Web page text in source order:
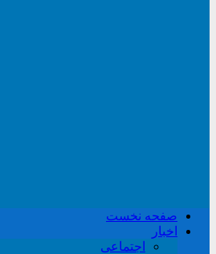
صفحه نخست
اخبار
اجتماعی